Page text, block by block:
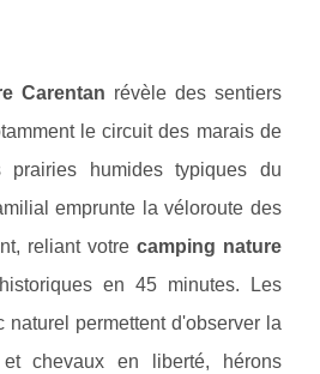
Carentan révèle des sentiers
le circuit des marais de
humides typiques du
emprunte la véloroute des
reliant votre camping nature
en 45 minutes. Les
permettent d'observer la
chevaux en liberté, hérons